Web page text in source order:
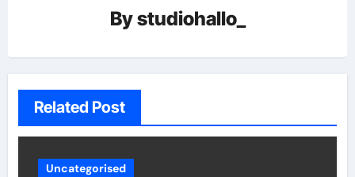
Bystudiohallo_
Related Post
Uncategorised